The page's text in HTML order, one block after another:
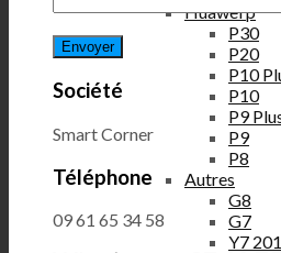
Huawei p
P30
P20
P10
P10
P9
P9
P8
Autres
G8
G7
Y7
Société
Smart Corner
Téléphone
09 61 65 34 58